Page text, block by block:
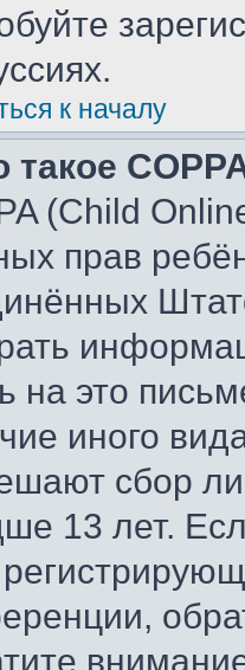
к началу
такое
(Child
прав
на это
иного
сбор
13 лет.